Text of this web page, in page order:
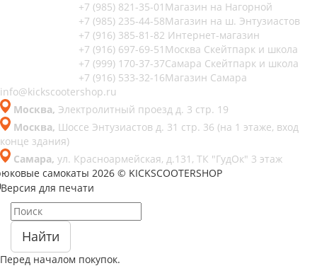
+7 (985) 821-35-01 Магазин на Нагорной
+7 (985) 235-44-58Магазин на ш. Энтузиастов
+7 (916) 385-81-82 Интернет-магазин
+7 (916) 697-69-51 Москва Скейтпарк и школа
+7 (999) 170-37-37Самара Скейтпарк и школа
+7 (916) 533-32-16Магазин Самара
info@kickscootershop.ru
Москва, Электролитный проезд д. 3 стр. 19
Москва, Шоссе Энтузиастов д. 31 стр. 36 (на 1 этаже, вход
конце здания)
Самара, ул. Красноармейская, д.131, ТК "ГудОк" 3 этаж
самокаты 2026 © KICKSCOOTERSHOP
Версия для печати
Найти
Перед началом покупок.